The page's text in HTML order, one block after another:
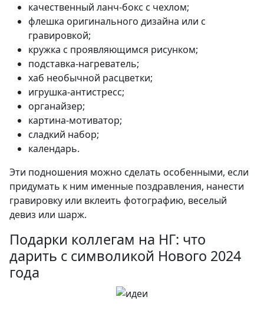
качественный ланч-бокс с чехлом;
флешка оригинального дизайна или с
гравировкой;
кружка с проявляющимся рисунком;
подставка-нагреватель;
хаб необычной расцветки;
игрушка-антистресс;
органайзер;
картина-мотиватор;
сладкий набор;
календарь.
Эти подношения можно сделать особенными, если
придумать к ним именные поздравления, нанести
гравировку или вклеить фотографию, веселый
девиз или шарж.
Подарки коллегам на НГ: что
дарить с символикой Нового 2024
года